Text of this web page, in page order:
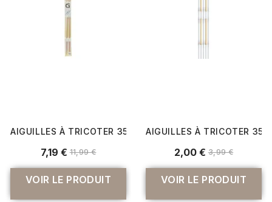
AIGUILLES À TRICOTER 35 CM EN ALUMINIUM GROVE
7,19 € 11,99 €
VOIR LE PRODUIT
AIGUILLES À TRICOTER 35
2,00 € 3,99 €
VOIR LE PRODUIT